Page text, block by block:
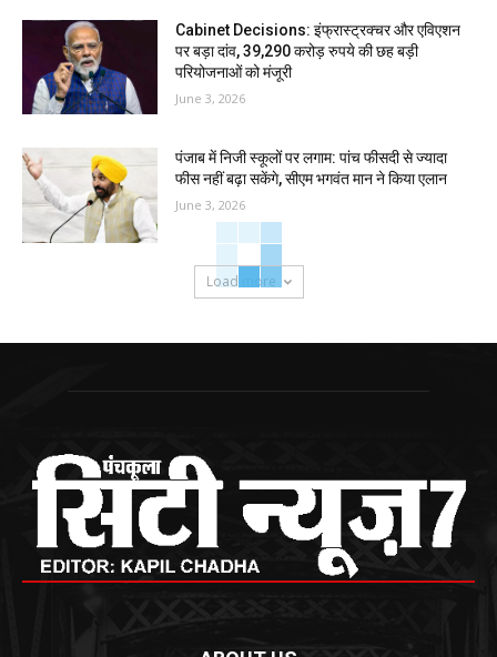
Cabinet Decisions: इंफ्रास्ट्रक्चर और एविएशन
पर बड़ा दांव, 39,290 करोड़ रुपये की छह बड़ी
परियोजनाओं को मंजूरी
June 3, 2026
पंजाब में निजी स्कूलों पर लगाम: पांच फीसदी से ज्यादा
फीस नहीं बढ़ा सकेंगे, सीएम भगवंत मान ने किया एलान
June 3, 2026
Load more